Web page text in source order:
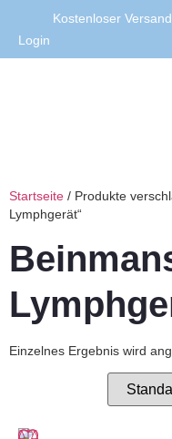
Kostenloser
Login
Startseite / Produkte
Lymphgerät“
Einzelnes Ergebnis wird